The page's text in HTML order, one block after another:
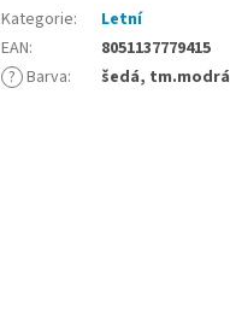
Kategorie:
Letní
EAN:
8051137779415
? Barva: šedá, tm.modrá